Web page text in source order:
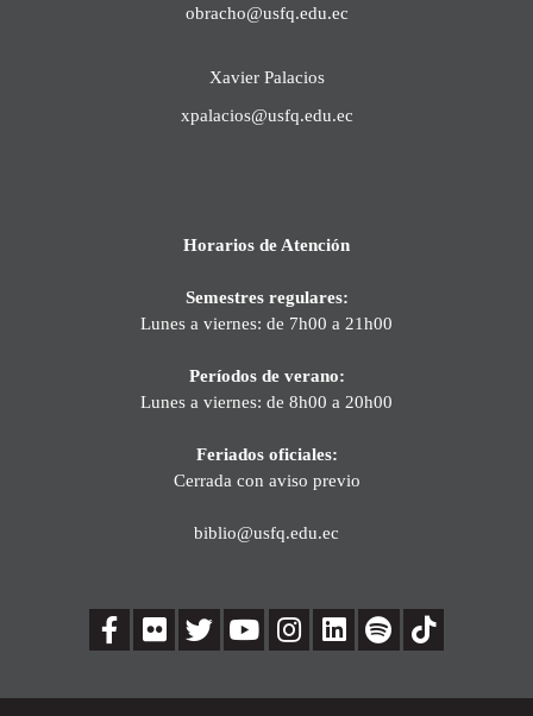
obracho@usfq.edu.ec
Xavier Palacios
xpalacios@usfq.edu.ec
Horarios de Atención
Semestres regulares:
Lunes a viernes: de 7h00 a 21h00
Períodos de verano:
Lunes a viernes: de 8h00 a 20h00
Feriados oficiales:
Cerrada con aviso previo
biblio@usfq.edu.ec